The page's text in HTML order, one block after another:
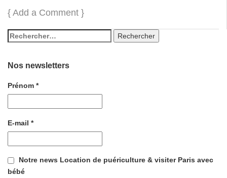
{ Add a Comment }
Nos newsletters
Prénom *
E-mail *
Notre news Location de puériculture & visiter Paris avec
bébé